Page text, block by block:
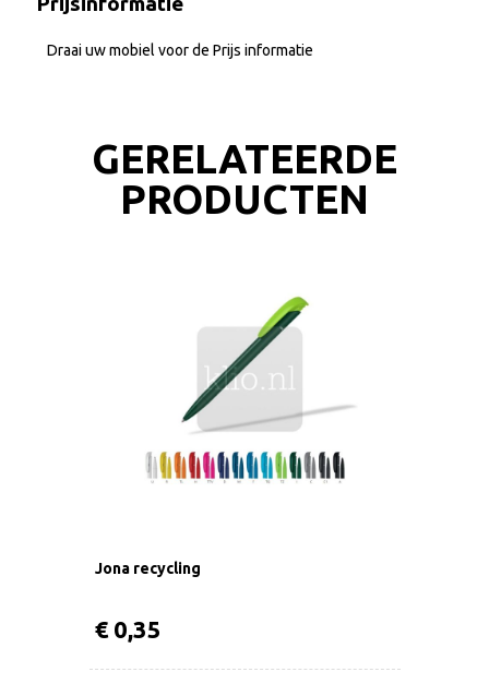
Draai uw mobiel voor de Prijs informatie
GERELATEERDE
PRODUCTEN
Jona recycling
€ 0,35